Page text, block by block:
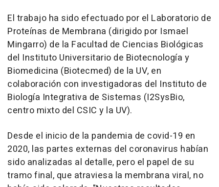
El trabajo ha sido efectuado por el Laboratorio de
Proteínas de Membrana (dirigido por Ismael
Mingarro) de la Facultad de Ciencias Biológicas
del Instituto Universitario de Biotecnología y
Biomedicina (Biotecmed) de la UV, en
colaboración con investigadoras del Instituto de
Biología Integrativa de Sistemas (I2SysBio,
centro mixto del CSIC y la UV).
Desde el inicio de la pandemia de covid-19 en
2020, las partes externas del coronavirus habían
sido analizadas al detalle, pero el papel de su
tramo final, que atraviesa la membrana viral, no